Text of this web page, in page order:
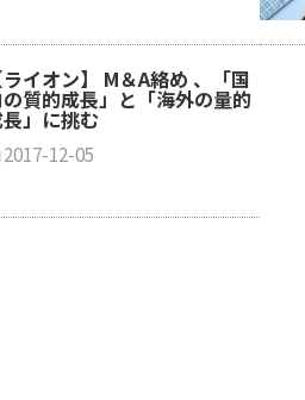
ライオン】 M＆A絡め 、「国
質的成長」と「海外の量的
」に挑む
2017-12-05